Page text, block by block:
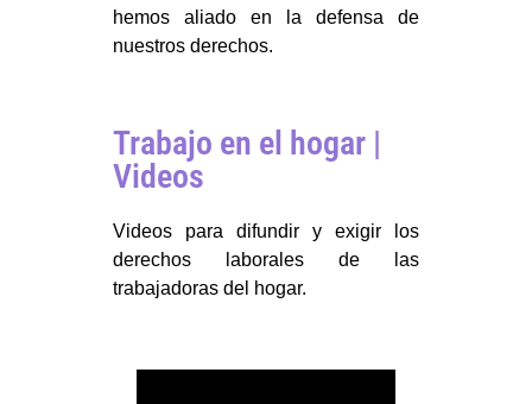
hemos aliado en la defensa de
nuestros derechos.
Trabajo en el hogar |
Videos
Videos para difundir y exigir los
derechos laborales de las
trabajadoras del hogar.